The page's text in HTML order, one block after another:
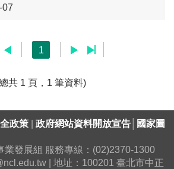
07
1
共 1 頁，1 筆資料)
政策 政府網站資料開放宣告
國家圖
業發展組 服務專線：(02)2370-1300
| 地址：100201 臺北市中正